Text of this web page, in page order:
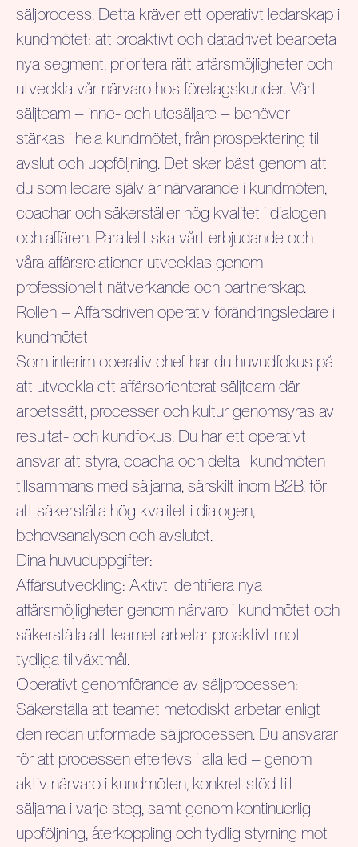
säljprocess. Detta kräver ett operativt ledarskap i
kundmötet: att proaktivt och datadrivet bearbeta
nya segment, prioritera rätt affärsmöjligheter och
utveckla vår närvaro hos företagskunder. Vårt
säljteam – inne- och utesäljare – behöver
stärkas i hela kundmötet, från prospektering till
avslut och uppföljning. Det sker bäst genom att
du som ledare själv är närvarande i kundmöten,
coachar och säkerställer hög kvalitet i dialogen
och affären. Parallellt ska vårt erbjudande och
våra affärsrelationer utvecklas genom
professionellt nätverkande och partnerskap.
Rollen – Affärsdriven operativ förändringsledare i
kundmötet
Som interim operativ chef har du huvudfokus på
att utveckla ett affärsorienterat säljteam där
arbetssätt, processer och kultur genomsyras av
resultat- och kundfokus. Du har ett operativt
ansvar att styra, coacha och delta i kundmöten
tillsammans med säljarna, särskilt inom B2B, för
att säkerställa hög kvalitet i dialogen,
behovsanalysen och avslutet.
Dina huvuduppgifter:
Affärsutveckling: Aktivt identifiera nya
affärsmöjligheter genom närvaro i kundmötet och
säkerställa att teamet arbetar proaktivt mot
tydliga tillväxtmål.
Operativt genomförande av säljprocessen:
Säkerställa att teamet metodiskt arbetar enligt
den redan utformade säljprocessen. Du ansvarar
för att processen efterlevs i alla led – genom
aktiv närvaro i kundmöten, konkret stöd till
säljarna i varje steg, samt genom kontinuerlig
uppföljning, återkoppling och tydlig styrning mot